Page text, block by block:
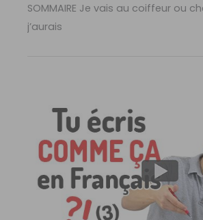
SOMMAIRE Je vais au coiffeur ou
j’aurais